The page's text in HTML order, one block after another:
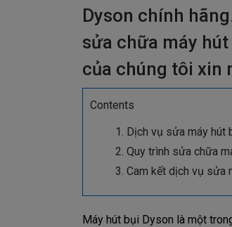
Dyson chính
sửa chữa máy
của chúng tôi xin
Contents
Dịch vụ sửa máy hút
Quy trình sửa chữa
Cam kết dịch vụ sửa
Máy hút bụi Dyson là một